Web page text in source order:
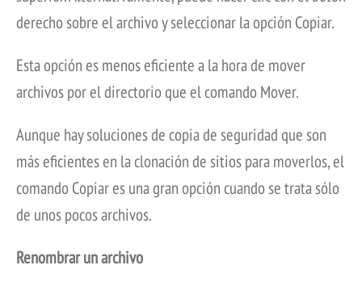
derecho sobre el archivo y seleccionar la opción Copiar.
Esta opción es menos eficiente a la hora de mover
archivos por el directorio que el comando Mover.
Aunque hay soluciones de copia de seguridad que son
más eficientes en la clonación de sitios para moverlos, el
comando Copiar es una gran opción cuando se trata sólo
de unos pocos archivos.
Renombrar un archivo